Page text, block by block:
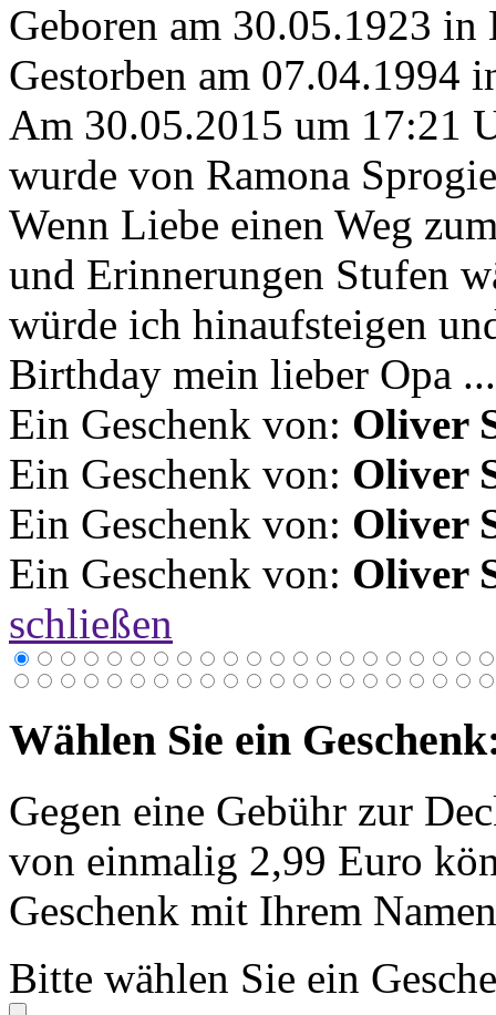
Geboren am 30.05.1923 in
Gestorben am 07.04.1994
Am 30.05.2015 um 17:21
wurde von Ramona
Wenn Liebe einen Weg
und Erinnerungen Stufen
würde ich hinaufsteigen
Birthday mein lieber Opa ...
Ein Geschenk von: Oliver
Ein Geschenk von: Oliver
Ein Geschenk von: Oliver
Ein Geschenk von: Oliver
schließen
Wählen Sie ein
Gegen eine Gebühr zur
von einmalig 2,99 Euro
Geschenk mit Ihrem
Bitte wählen Sie ein